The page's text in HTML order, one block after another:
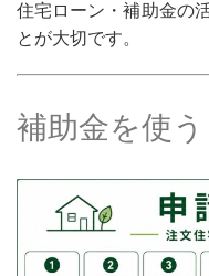
住宅ローン・補助金の
とが大切です。
補助金を使